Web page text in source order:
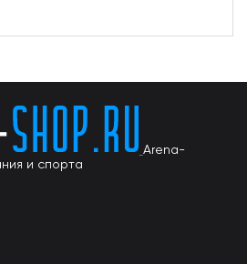
Arena-
и спорта